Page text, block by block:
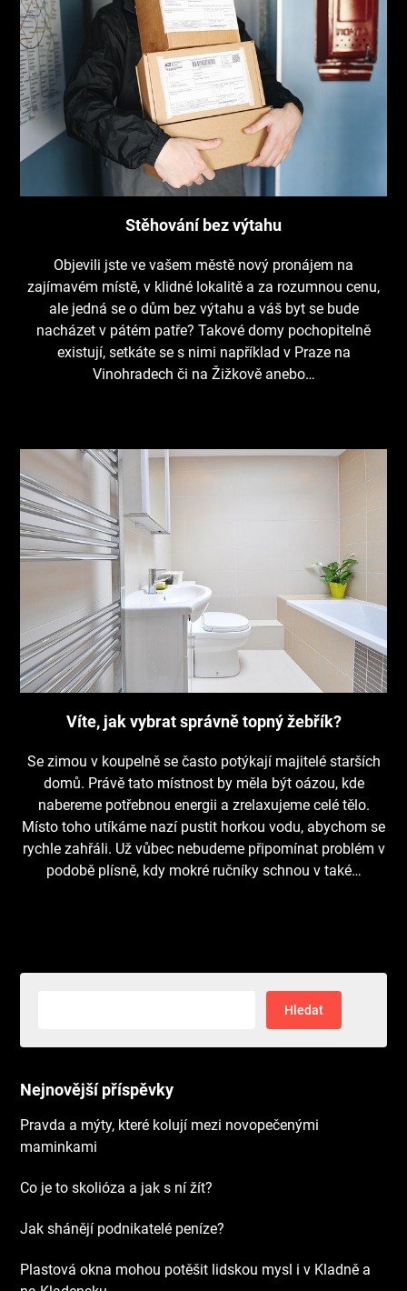
Stěhování bez výtahu
Objevili jste ve vašem městě nový pronájem na
zajímavém místě, v klidné lokalitě a za rozumnou cenu,
ale jedná se o dům bez výtahu a váš byt se bude
nacházet v pátém patře? Takové domy pochopitelně
existují, setkáte se s nimi například v Praze na
Vinohradech či na Žižkově anebo…
Víte, jak vybrat správně topný žebřík?
Se zimou v koupelně se často potýkají majitelé starších
domů. Právě tato místnost by měla být oázou, kde
nabereme potřebnou energii a zrelaxujeme celé tělo.
Místo toho utíkáme nazí pustit horkou vodu, abychom se
rychle zahřáli. Už vůbec nebudeme připomínat problém v
podobě plísně, kdy mokré ručníky schnou v také…
Nejnovější příspěvky
Pravda a mýty, které kolují mezi novopečenými
maminkami
Co je to skolióza a jak s ní žít?
Jak shánějí podnikatelé peníze?
Plastová okna mohou potěšit lidskou mysl i v Kladně a